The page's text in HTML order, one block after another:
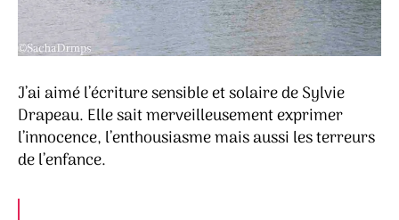
J’ai aimé l’écriture sensible et solaire de Sylvie
Drapeau. Elle sait merveilleusement exprimer
l’innocence, l’enthousiasme mais aussi les terreurs
de l’enfance.